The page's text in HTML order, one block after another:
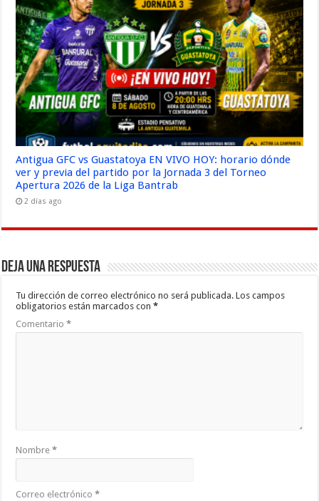
Antigua GFC vs Guastatoya EN VIVO HOY: horario dónde
ver y previa del partido por la Jornada 3 del Torneo
Apertura 2026 de la Liga Bantrab
2 días ago
Deja una respuesta
Tu dirección de correo electrónico no será publicada. Los campos
obligatorios están marcados con*
Comentario*
Nombre*
Correo electrónico*